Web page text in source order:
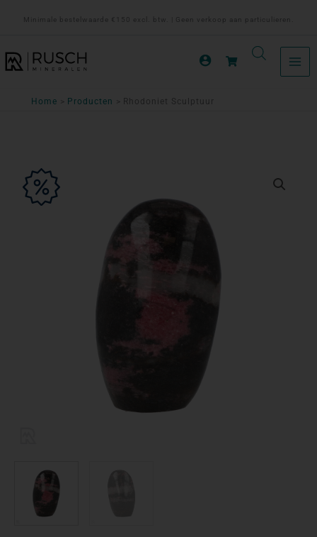
inhoud
Minimale bestelwaarde €150 excl. btw. | Geen verkoop aan particulieren.
Home Producten Rhodoniet Sculptuur